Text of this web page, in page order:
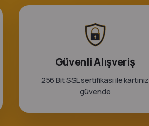
Güvenli Alışveriş
256 Bit SSL sertifikası ile kartınız
güvende